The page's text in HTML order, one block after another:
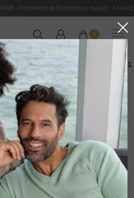
- Παράδοση σε 5 εργάσιμες ημέρες -
0
κατά Φίλτρο
ΠΑΣΜΊΝΕΣ ΓΙΑΚΆΔΕΣ
ακόμη προϊόντα σε αυτή
κατηγορία